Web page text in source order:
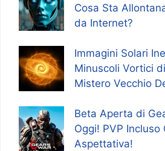
Cosa Sta
da Internet?
Immagini Solari
Minuscoli Vortici
Mistero Vecchio
Beta Aperta di
Oggi! PVP Incluso
Aspettativa!